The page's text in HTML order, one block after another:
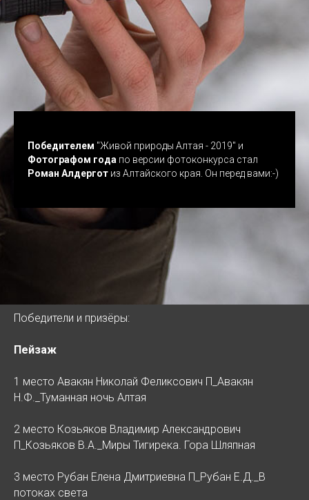
Победителем "Живой природы Алтая - 2019" и
Фотографом года по версии фотоконкурса стал
Роман Алдергот из Алтайского края. Он перед вами:-)
Победители и призёры:
Пейзаж
1 место Авакян Николай Феликсович П_Авакян
Н.Ф._Туманная ночь Алтая
2 место Козьяков Владимир Александрович
П_Козьяков В.А._Миры Тигирека. Гора Шляпная
3 место Рубан Елена Дмитриевна П_Рубан Е.Д._В
потоках света